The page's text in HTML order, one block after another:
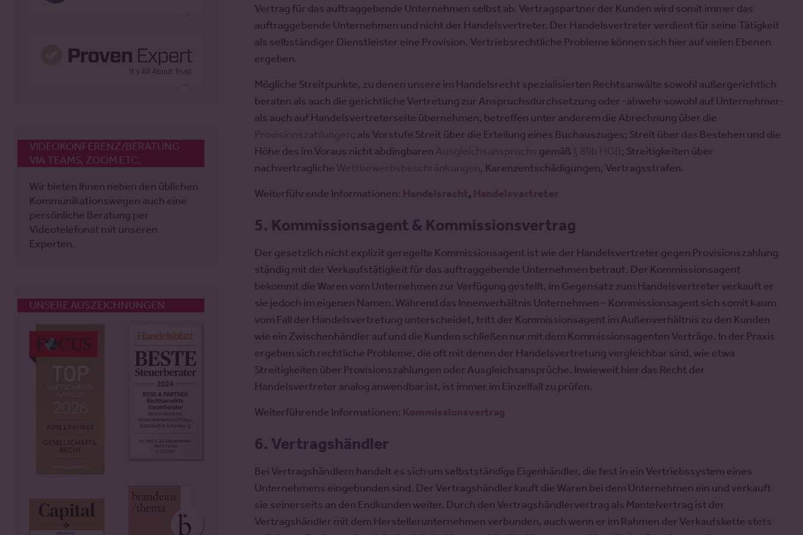
Vertrag für das auftraggebende Unternehmen selbst ab. Vertragspartner der Kunden wird somit immer das
auftraggebende Unternehmen und nicht der Handelsvertreter. Der Handelsvertreter verdient für seine Tätigkeit
als selbständiger Dienstleister eine Provision. Vertriebsrechtliche Probleme können sich hier auf vielen Ebenen
ergeben.
Mögliche Streitpunkte, zu denen unsere im Handelsrecht spezialisierten Rechtsanwälte sowohl außergerichtlich
beraten als auch die gerichtliche Vertretung zur Anspruchsdurchsetzung oder -abwehr sowohl auf Unternehmer-
als auch auf Handelsvertreterseite übernehmen, betreffen unter anderem die Abrechnung über die
Provisionszahlungen; als Vorstufe Streit über die Erteilung eines Buchauszuges; Streit über das Bestehen und die
Höhe des im Voraus nicht abdingbaren Ausgleichsanspruchs gemäß § 89b HGB; Streitigkeiten über
nachvertragliche Wettbewerbsbeschränkungen, Karenzentschädigungen, Vertragsstrafen.
Weiterführende Informationen: Handelsrecht, Handelsvertreter
5. Kommissionsagent & Kommissionsvertrag
Der gesetzlich nicht explizit geregelte Kommissionsagent ist wie der Handelsvertreter gegen Provisionszahlung
ständig mit der Verkaufstätigkeit für das auftraggebende Unternehmen betraut. Der Kommissionsagent
bekommt die Waren vom Unternehmen zur Verfügung gestellt, im Gegensatz zum Handelsvertreter verkauft er
sie jedoch im eigenen Namen. Während das Innenverhältnis Unternehmen – Kommissionsagent sich somit kaum
vom Fall der Handelsvertretung unterscheidet, tritt der Kommissionsagent im Außenverhältnis zu den Kunden
wie ein Zwischenhändler auf und die Kunden schließen nur mit dem Kommissionsagenten Verträge. In der Praxis
ergeben sich rechtliche Probleme, die oft mit denen der Handelsvertretung vergleichbar sind, wie etwa
Streitigkeiten über Provisionszahlungen oder Ausgleichsansprüche. Inwieweit hier das Recht der
Handelsvertreter analog anwendbar ist, ist immer im Einzelfall zu prüfen.
Weiterführende Informationen: Kommissionsvertrag
6. Vertragshändler
Bei Vertragshändlern handelt es sich um selbstständige Eigenhändler, die fest in ein Vertriebssystem eines
Unternehmens eingebunden sind. Der Vertragshändler kauft die Waren bei dem Unternehmen ein und verkauft
sie seinerseits an den Endkunden weiter. Durch den Vertragshändlervertrag als Mantelvertrag ist der
Vertragshändler mit dem Herstellerunternehmen verbunden, auch wenn er im Rahmen der Verkaufskette stets
VIDEOKONFERENZ/BERATUNG
VIA TEAMS, ZOOM ETC.
Wir bieten Ihnen neben den üblichen
Kommunikationswegen auch eine
persönliche Beratung per
Videotelefonat mit unseren
Experten.
UNSERE AUSZEICHNUNGEN